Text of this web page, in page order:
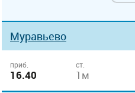
Муравьево
приб.
16.40
ст.
1м